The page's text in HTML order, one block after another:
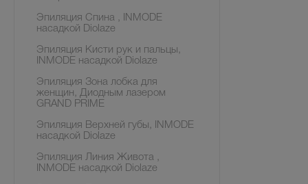
Эпиляция Спина , INMODE
насадкой Diolaze
Эпиляция Кисти рук и пальцы,
INMODE насадкой Diolaze
Эпиляция Зона лобка для
женщин, Диодным лазером
GRAND PRIME
Эпиляция Верхней губы, INMODE
насадкой Diolaze
Эпиляция Линия Живота ,
INMODE насадкой Diolaze